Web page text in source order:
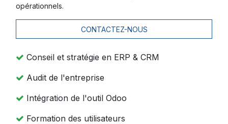
opérationnels.
CONTACTEZ-NOUS
Conseil et stratégie en ERP & CRM
Audit de l'entreprise
Intégration de l'outil Odoo
Formation des utilisateurs